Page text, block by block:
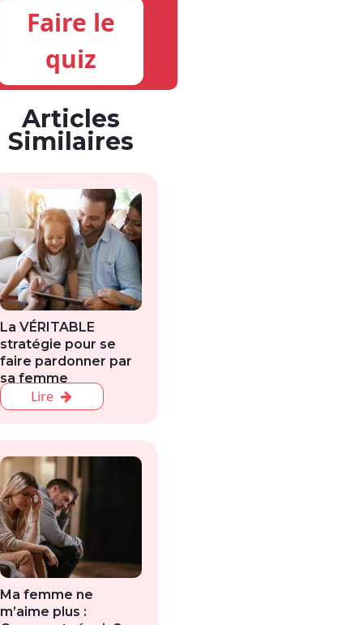
Faire le
quiz
Articles
Similaires
La VÉRITABLE
stratégie pour se
faire pardonner par
sa femme
Lire
Ma femme ne
m’aime plus :